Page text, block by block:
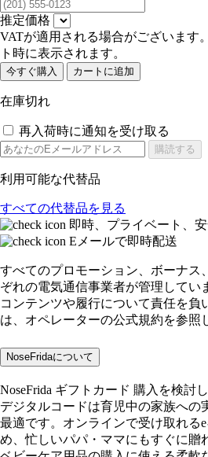
推定価格
VATが適用される場合がございます
ト時に表示されます。
今すぐ購入 カートに追加
在庫切れ
再入荷時に通知を受け取る
購読する
利用可能な代替品
すべての代替品を見る
即時、プライベート、
Eメールで即時配送
すべてのプロモーション、ボーナス
ぞれの電気通信事業者が管理してい
コンテンツや履行について責任を負
は、オペレーターの公式規約を参照
NoseFridaについて
NoseFrida ギフトカード 購入を検討
デジタルコードは育児中の家族への
最適です。オンラインで受け取れる
め、忙しいパパ・ママにもすぐに贈